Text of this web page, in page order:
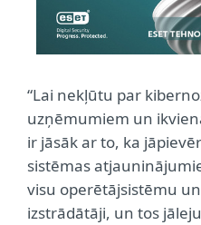
“Lai nekļūtu par
uzņēmumiem un
ir jāsāk ar to, ka
sistēmas
visu operētājsistēmu
izstrādātāji, un tos